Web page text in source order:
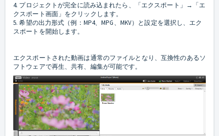
4. プロジェクトが完全に読み込まれたら、「エクスポート」→「エ
クスポート画面」をクリックします。
5. 希望の出力形式（例：MP4、MPG、MKV）と設定を選択し、エク
スポートを開始します。
エクスポートされた動画は通常のファイルとなり、互換性のあるソ
フトウェアで再生、共有、編集が可能です。